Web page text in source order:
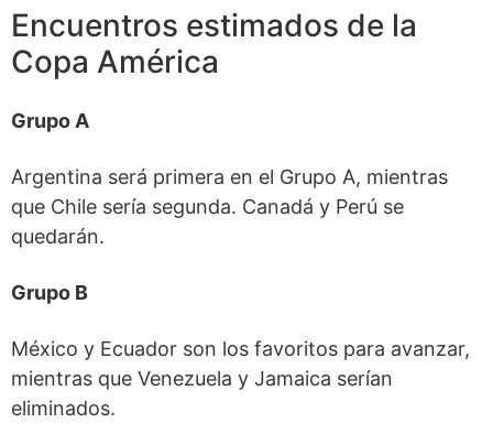
Encuentros estimados de la
Copa América
Grupo A
Argentina será primera en el Grupo A, mientras
que Chile sería segunda. Canadá y Perú se
quedarán.
Grupo B
México y Ecuador son los favoritos para avanzar,
mientras que Venezuela y Jamaica serían
eliminados.